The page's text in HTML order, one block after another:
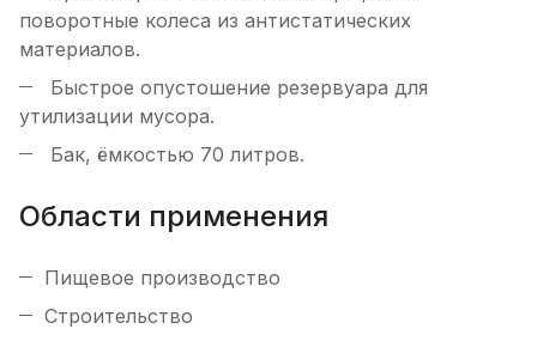
поворотные колеса из антистатических
материалов.
Быстрое опустошение резервуара для
утилизации мусора.
Бак, ёмкостью 70 литров.
Области применения
Пищевое производство
Строительство